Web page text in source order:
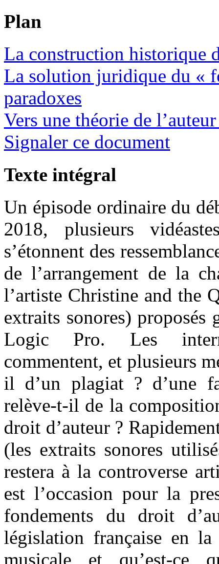
Plan
La construction historique
La solution juridique du «
paradoxes
Vers une théorie de
Signaler ce document
Texte intégral
Un épisode ordinaire du
2018, plusieurs
s’étonnent des
de l’arrangement de la
l’artiste Christine and the
extraits sonores)
Logic Pro. Les
commentent, et plusieurs
il d’un plagiat ? d’une
relève-t-il de la
droit d’auteur ?
(les extraits sonores
restera à la controverse
est l’occasion pour la
fondements du droit
législation française en la
musicale et qu’est-ce